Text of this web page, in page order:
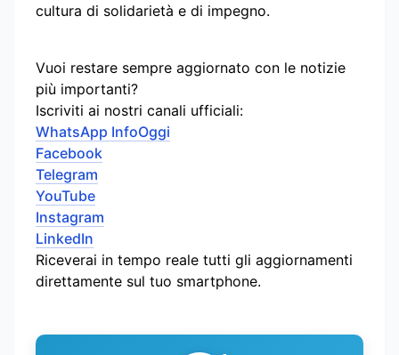
cultura di solidarietà e di impegno.
Vuoi restare sempre aggiornato con le notizie
più importanti?
Iscriviti ai nostri canali ufficiali:
WhatsApp InfoOggi
Facebook
Telegram
YouTube
Instagram
LinkedIn
Riceverai in tempo reale tutti gli aggiornamenti
direttamente sul tuo smartphone.